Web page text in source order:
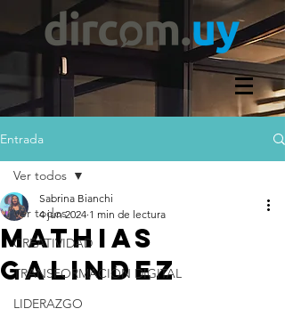
Entrada
Ver todos
CREATIVIDAD
TRANSFORMACIÓN DIGITAL
LIDERAZGO
Ver todos
MATHIAS
GALINDEZ
Sabrina Bianchi
4 jun 2024 1 min de lectura